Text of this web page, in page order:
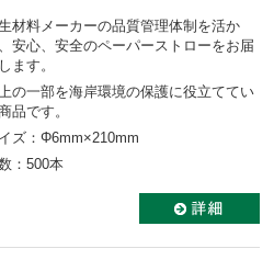
材料メーカーの品質管理体制を活か
安心、安全のペーパーストローをお届
ます。
の一部を海岸環境の保護に役立ててい
品です。
ズ：Φ6mm×210mm
：500本